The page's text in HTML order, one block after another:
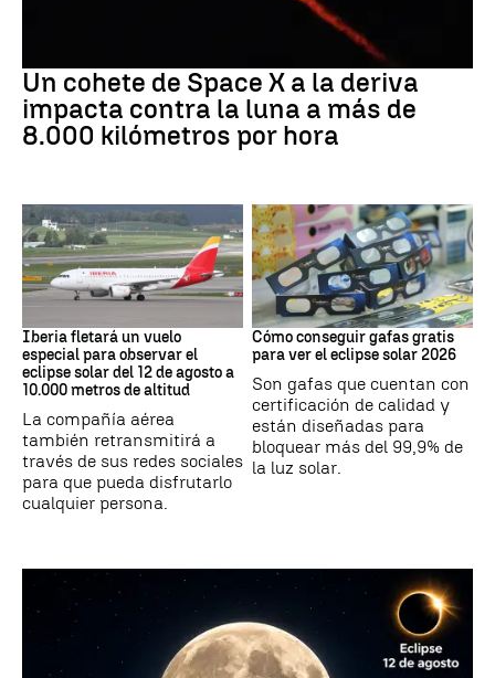
Un cohete de Space X a la deriva
impacta contra la luna a más de
8.000 kilómetros por hora
Iberia fletará un vuelo
especial para observar el
eclipse solar del 12 de agosto a
10.000 metros de altitud
La compañía aérea
también retransmitirá a
través de sus redes sociales
para que pueda disfrutarlo
cualquier persona.
Eclipse Solar
Cómo conseguir gafas gratis
para ver el eclipse solar 2026
Son gafas que cuentan con
certificación de calidad y
están diseñadas para
bloquear más del 99,9% de
la luz solar.